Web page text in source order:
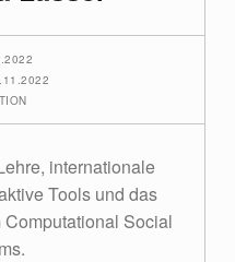
internationale
Tools und das
Social